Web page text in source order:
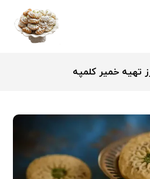
تهیه خمیر کلمپه